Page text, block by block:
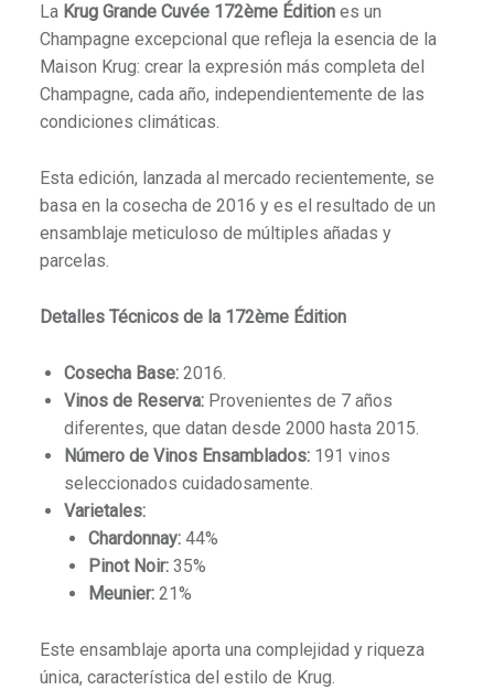
La Krug Grande Cuvée 172ème Éditiones un
Champagne excepcional que refleja la esencia de la
Maison Krug: crear la expresión más completa del
Champagne, cada año, independientemente de las
condiciones climáticas.
Esta edición, lanzada al mercado recientemente, se
basa en la cosecha de 2016 y es el resultado de un
ensamblaje meticuloso de múltiples añadas y
parcelas.
Detalles Técnicos de la 172ème Édition
Cosecha Base:2016.
Vinos de Reserva:Provenientes de 7 años
diferentes, que datan desde 2000 hasta 2015.
Número de Vinos Ensamblados:191 vinos
seleccionados cuidadosamente.
Varietales:
Chardonnay: 44%
Pinot Noir: 35%
Meunier: 21%
Este ensamblaje aporta una complejidad y riqueza
única, característica del estilo de Krug.